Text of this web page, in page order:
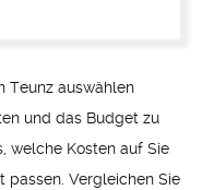
Teunz auswählen
und das Budget zu
welche Kosten auf Sie
passen. Vergleichen Sie